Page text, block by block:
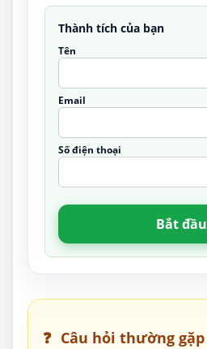
Thành tích của bạn
Tên
Email
Số điện thoại
Bắt đầu
❓ Câu hỏi thường gặp